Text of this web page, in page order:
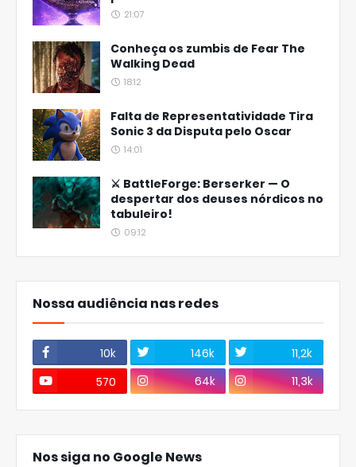
21:07
Conheça os zumbis de Fear The
Walking Dead
18:12
Falta de Representatividade Tira
Sonic 3 da Disputa pelo Oscar
14:01
⚔️ BattleForge: Berserker — O
despertar dos deuses nórdicos no
tabuleiro!
09:12
Nossa audiência nas redes
10k 146k
11,2k
570
64k 11,3k
Nos siga no Google News